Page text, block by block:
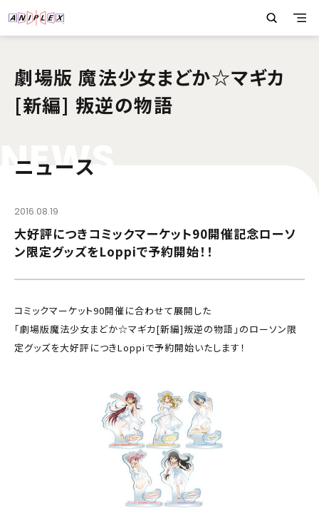
劇場版 魔法少女まどか☆マギカ
[新編] 叛逆の物語
NEWS
ニュース
2016.08.19
大好評につきコミックマーケット90開催記念ローソ
ン限定グッズをLoppiで予約開始！！
コミックマーケット90開催に合わせて展開した
「劇場版魔法少女まどか☆マギカ[新編]叛逆の物語」のローソン限
定グッズを大好評につきLoppiで予約開始いたします！